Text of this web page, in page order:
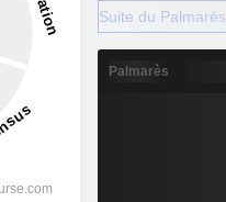
Suite du Palmarès
Palmarès